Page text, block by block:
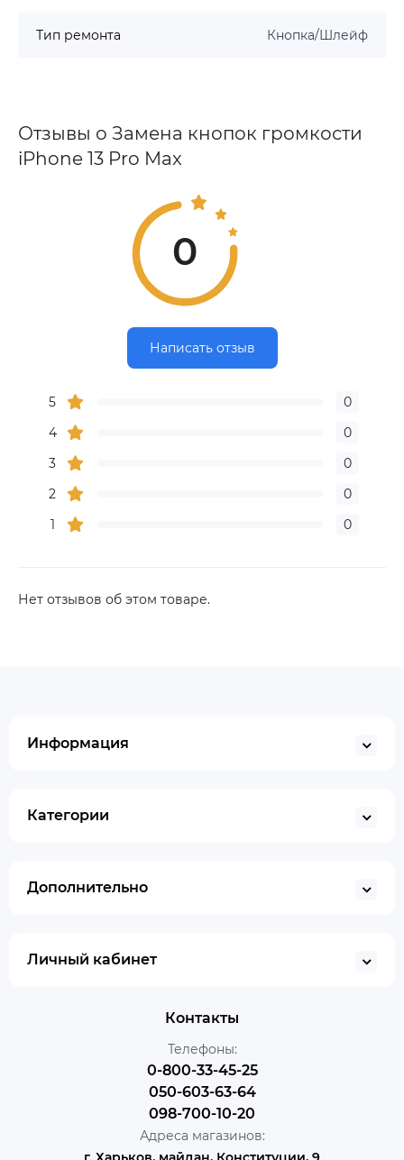
Тип ремонта Кнопка/Шлейф
Отзывы о Замена кнопок громкости
iPhone 13 Pro Max
0
Написать отзыв
5
0
4
0
3
0
2
0
1
0
Нет отзывов об этом товаре.
Информация
Категории
Дополнительно
Личный кабинет
Контакты
Телефоны:
0-800-33-45-25
050-603-63-64
098-700-10-20
Адреса магазинов: